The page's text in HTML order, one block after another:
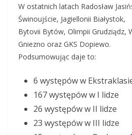
W ostatnich latach Radosław
Świnoujście, Jagiellonii Białystok,
Bytovii Bytów, Olimpii Grudziądz,
Gniezno oraz GKS Dopiewo.
Podsumowując daje to:
6 występów w
167 występów w I lidze
26 występów w II lidze
23 występów w III lidze